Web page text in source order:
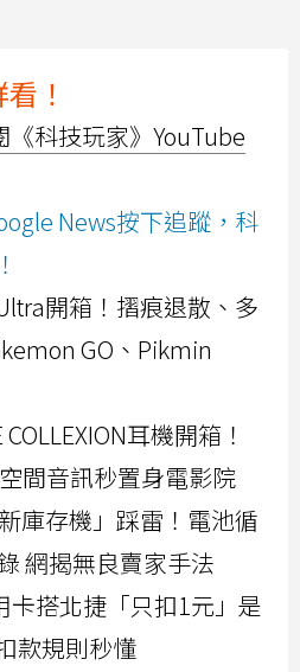
！
《科技玩家》YouTube
News按下追蹤，科
開箱！摺痕退散、多
GO、Pikmin
耳機開箱！
間音訊秒置身電影院
庫存機」踩雷！電池循
網揭無良賣家手法
卡搭北捷「只扣1元」是
款規則秒懂